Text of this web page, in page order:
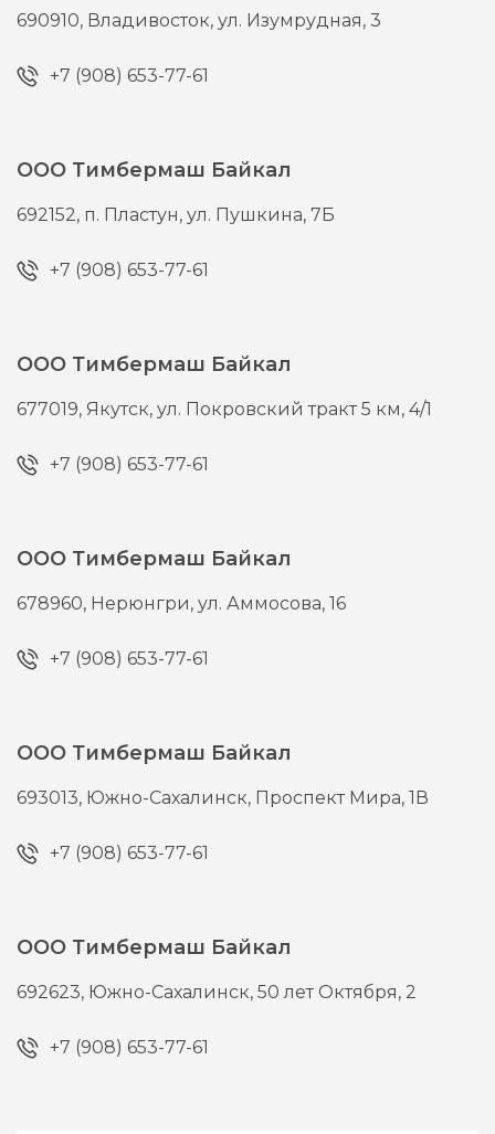
690910, Владивосток,ул. Изумрудная, 3
+7 (908) 653-77-61
ООО Тимбермаш Байкал
692152, п. Пластун,ул. Пушкина, 7Б
+7 (908) 653-77-61
ООО Тимбермаш Байкал
677019, Якутск,ул. Покровский тракт 5 км, 4/1
+7 (908) 653-77-61
ООО Тимбермаш Байкал
678960, Нерюнгри,ул. Аммосова, 16
+7 (908) 653-77-61
ООО Тимбермаш Байкал
693013, Южно-Сахалинск, Проспект Мира, 1В
+7 (908) 653-77-61
ООО Тимбермаш Байкал
692623, Южно-Сахалинск,50 лет Октября, 2
+7 (908) 653-77-61